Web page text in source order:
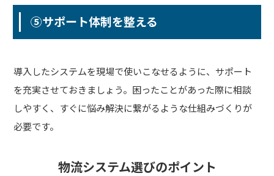
⑤サポート体制を整える
導入したシステムを現場で使いこなせるように、サポート
を充実させておきましょう。困ったことがあった際に相談
しやすく、すぐに悩み解決に繋がるような仕組みづくりが
必要です。
物流システム選びのポイント